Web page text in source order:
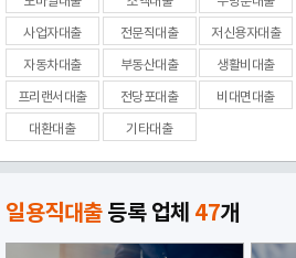
사업자대출 전문직대출 저신용자대출
자동차대출 부동산대출 생활비대출
프리랜서대출 전당포대출 비대면대출
대환대출 기타대출
일용직대출등록 업체 47개